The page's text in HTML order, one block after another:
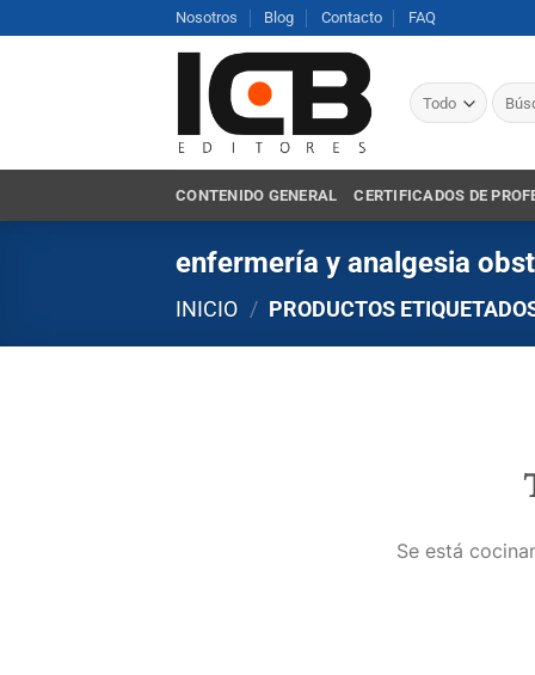
al
Nosotros Blog Contacto FAQ
Buscar
por:
CONTENIDO GENERAL CERTIFICADOS DE
enfermería y analgesia
INICIO / PRODUCTOS
Se está